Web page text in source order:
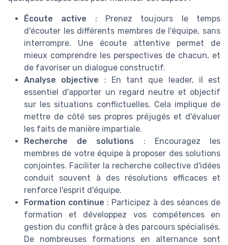
Écoute active : Prenez toujours le temps
d'écouter les différents membres de l'équipe, sans
interrompre. Une écoute attentive permet de
mieux comprendre les perspectives de chacun, et
de favoriser un dialogue constructif.
Analyse objective : En tant que leader, il est
essentiel d'apporter un regard neutre et objectif
sur les situations conflictuelles. Cela implique de
mettre de côté ses propres préjugés et d'évaluer
les faits de manière impartiale.
Recherche de solutions : Encouragez les
membres de votre équipe à proposer des solutions
conjointes. Faciliter la recherche collective d'idées
conduit souvent à des résolutions efficaces et
renforce l'esprit d'équipe.
Formation continue : Participez à des séances de
formation et développez vos compétences en
gestion du conflit grâce à des parcours spécialisés.
De nombreuses formations en alternance sont